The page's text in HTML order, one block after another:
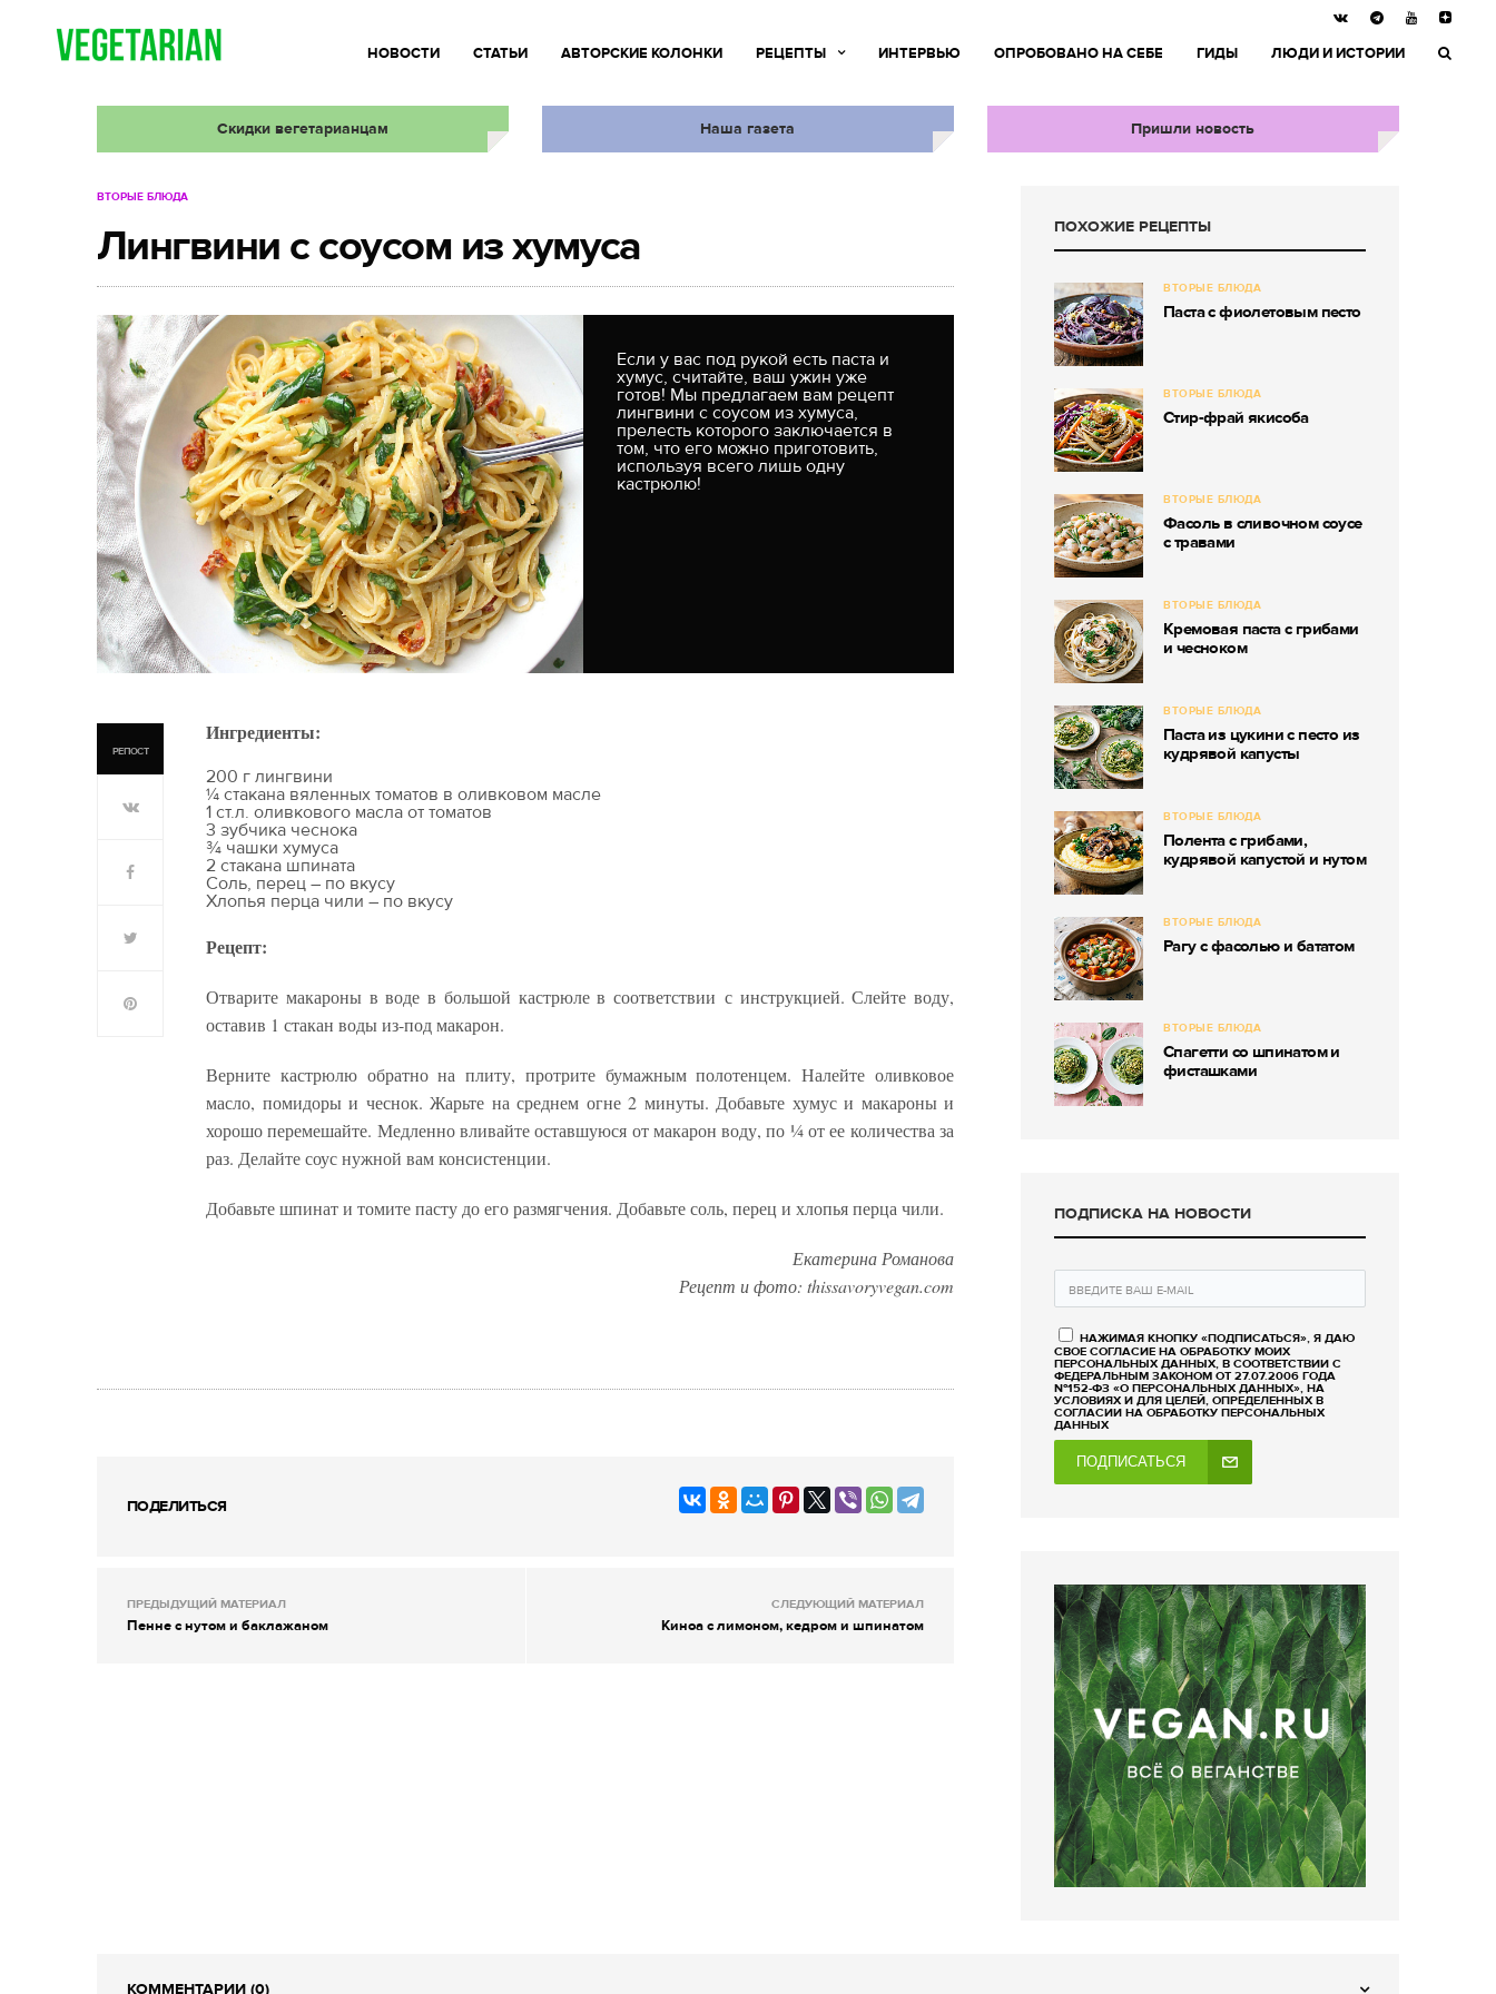
НОВОСТИ СТАТЬИ АВТОРСКИЕ КОЛОНКИ РЕЦЕПТЫ ИНТЕРВЬЮ ОПРОБОВАНО НА СЕБЕ ГИДЫ ЛЮДИ И ИСТОРИИ
Скидки вегетарианцам Наша газета Пришли новость
ВТОРЫЕ БЛЮДА
Лингвини с соусом из хумуса
Если у вас под рукой есть паста и
хумус, считайте, ваш ужин уже
готов! Мы предлагаем вам рецепт
лингвини с соусом из хумуса,
прелесть которого заключается в
том, что его можно приготовить,
используя всего лишь одну
кастрюлю!
РЕПОСТ
Ингредиенты:
200 г лингвини
¼ стакана вяленных томатов в оливковом масле
1 ст.л. оливкового масла от томатов
3 зубчика чеснока
¾ чашки хумуса
2 стакана шпината
Соль, перец – по вкусу
Хлопья перца чили – по вкусу
Рецепт:
Отварите макароны в воде в большой кастрюле в соответствии с инструкцией. Слейте воду,
оставив 1 стакан воды из-под макарон.
Верните кастрюлю обратно на плиту, протрите бумажным полотенцем. Налейте оливковое
масло, помидоры и чеснок. Жарьте на среднем огне 2 минуты. Добавьте хумус и макароны и
хорошо перемешайте. Медленно вливайте оставшуюся от макарон воду, по ¼ от ее количества за
раз. Делайте соус нужной вам консистенции.
Добавьте шпинат и томите пасту до его размягчения. Добавьте соль, перец и хлопья перца чили.
Екатерина Романова
Рецепт и фото: thissavoryvegan.com
ПОДЕЛИТЬСЯ
ПРЕДЫДУЩИЙ МАТЕРИАЛ
Пенне с нутом и баклажаном
СЛЕДУЮЩИЙ МАТЕРИАЛ
Киноа с лимоном, кедром и шпинатом
ПОХОЖИЕ РЕЦЕПТЫ
ВТОРЫЕ БЛЮДА
Паста с фиолетовым песто
ВТОРЫЕ БЛЮДА
Стир-фрай якисоба
ВТОРЫЕ БЛЮДА
Фасоль в сливочном соусе
с травами
ВТОРЫЕ БЛЮДА
Кремовая паста с грибами
и чесноком
ВТОРЫЕ БЛЮДА
Паста из цукини с песто из
кудрявой капусты
ВТОРЫЕ БЛЮДА
Полента с грибами,
кудрявой капустой и нутом
ВТОРЫЕ БЛЮДА
Рагу с фасолью и бататом
ВТОРЫЕ БЛЮДА
Спагетти со шпинатом и
фисташками
ПОДПИСКА НА НОВОСТИ
НАЖИМАЯ КНОПКУ «ПОДПИСАТЬСЯ», Я ДАЮ
СВОЕ СОГЛАСИЕ НА ОБРАБОТКУ МОИХ
ПЕРСОНАЛЬНЫХ ДАННЫХ, В СООТВЕТСТВИИ С
ФЕДЕРАЛЬНЫМ ЗАКОНОМ ОТ 27.07.2006 ГОДА
№152-ФЗ «О ПЕРСОНАЛЬНЫХ ДАННЫХ», НА
УСЛОВИЯХ И ДЛЯ ЦЕЛЕЙ, ОПРЕДЕЛЕННЫХ В
СОГЛАСИИ НА ОБРАБОТКУ ПЕРСОНАЛЬНЫХ
ДАННЫХ
ПОДПИСАТЬСЯ
КОММЕНТАРИИ (0)